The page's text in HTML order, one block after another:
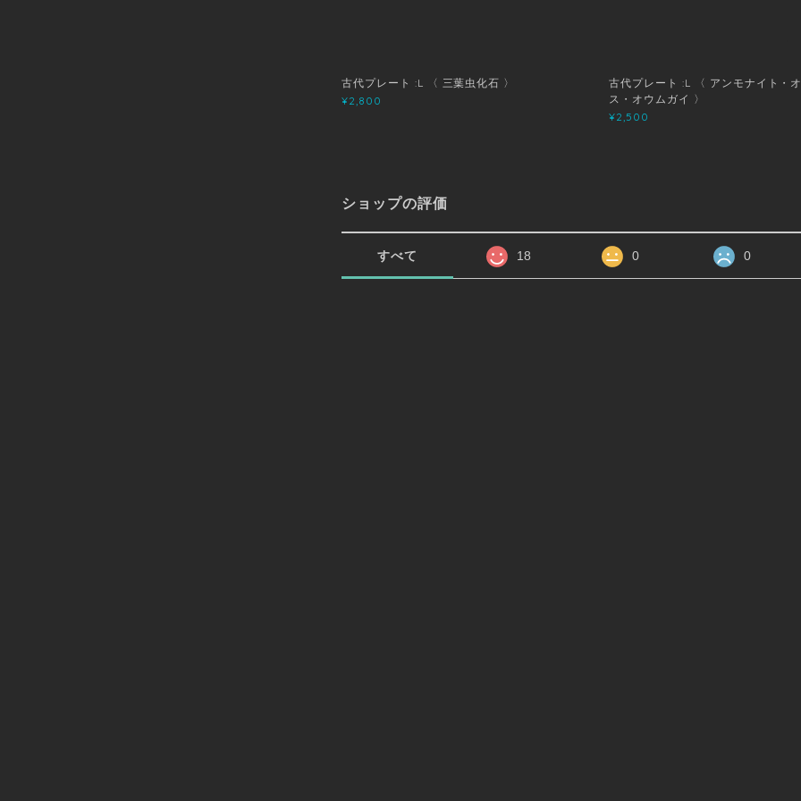
古代プレート :L 〈 三葉虫化石 〉
¥2,800
古代プレート :L 〈 アンモナイト・
ス・オウムガイ 〉
¥2,500
ショップの評価
すべて 18 0 0